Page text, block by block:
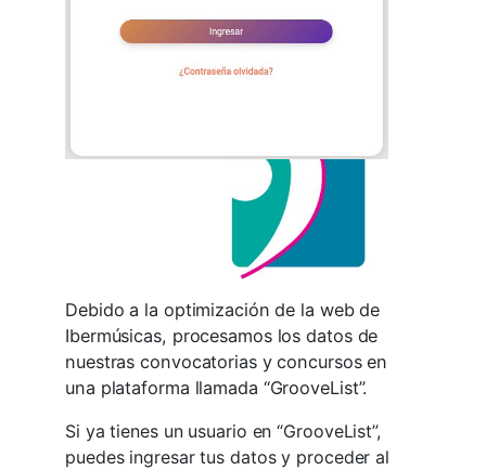
Debido a la optimización de la web de
Ibermúsicas, procesamos los datos de
nuestras convocatorias y concursos en
una plataforma llamada “GrooveList”.
Si ya tienes un usuario en “GrooveList”,
puedes ingresar tus datos y proceder al